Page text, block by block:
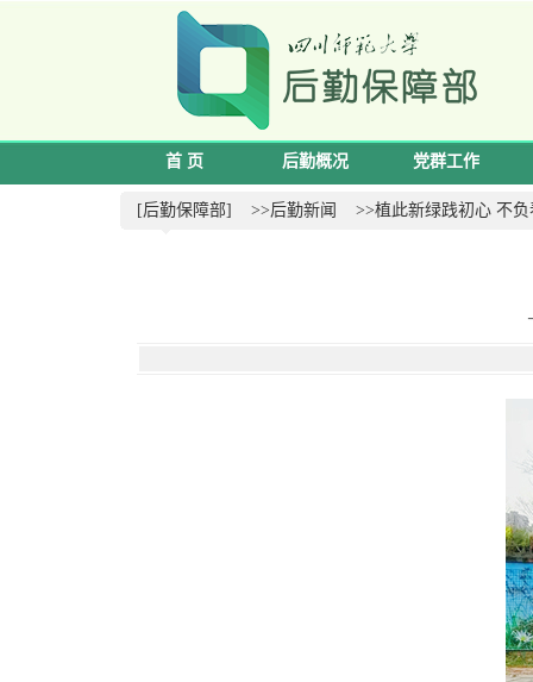
首 页 后勤概况 党群工作
[后勤保障部] >>后勤新闻 >>植此新绿践初心 不